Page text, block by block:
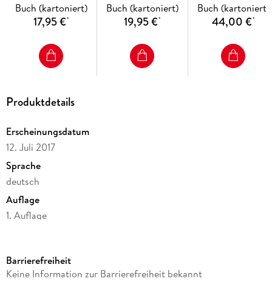
Buch (kartoniert)
17,95 €*
Nichttechnik, Band
1
Buch (kartoniert)
19,95 €*
Buch (kartoniert)
44,00 €*
Produktdetails
Erscheinungsdatum
12. Juli 2017
Sprache
deutsch
Auflage
1. Auflage
Reihe
Barrierefreiheit
Keine Information zur Barrierefreiheit bekannt